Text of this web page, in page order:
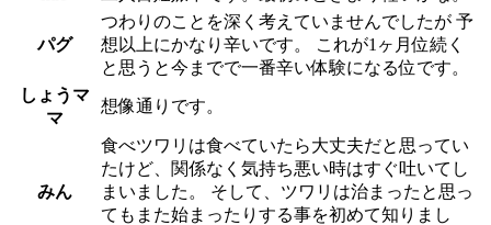
パグ
つわりのことを深く考えていませんでしたが 予
想以上にかなり辛いです。 これが1ヶ月位続く
と思うと今までで一番辛い体験になる位です。
しょうマ
マ
想像通りです。
みん
食べツワリは食べていたら大丈夫だと思ってい
たけど、関係なく気持ち悪い時はすぐ吐いてし
まいました。 そして、ツワリは治まったと思っ
てもまた始まったりする事を初めて知りまし